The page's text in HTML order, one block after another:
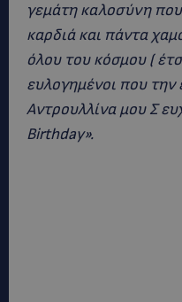
γεμάτη καλοσύνη
καρδιά και πάντα
όλου του κόσμου (
ευλογημένοι που
Αντρουλλίνα μου Σ
Birthday».